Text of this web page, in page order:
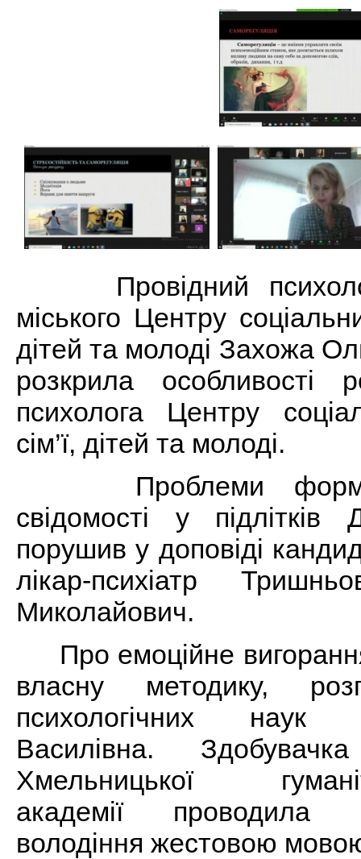
Провідний
міського Центру
дітей та молоді Захожа
розкрила особливості
психолога Центру
сім’ї, дітей та молоді.
Проблеми
свідомості у підлітків
порушив у доповіді
лікар-психіатр
Миколайович.
Про емоційне
власну методику,
психологічних
Василівна.
Хмельницької
академії проводила
володіння жестовою